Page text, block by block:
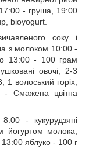
- груша, 19:00
bioyogurt.
соку і
з молоком 10:00 -
13:00 - 100 грам
овочі, 2-3
волоський горіх,
- Смажена цвітна
- кукурудзяні
йогуртом молока,
яблуко - 100 г